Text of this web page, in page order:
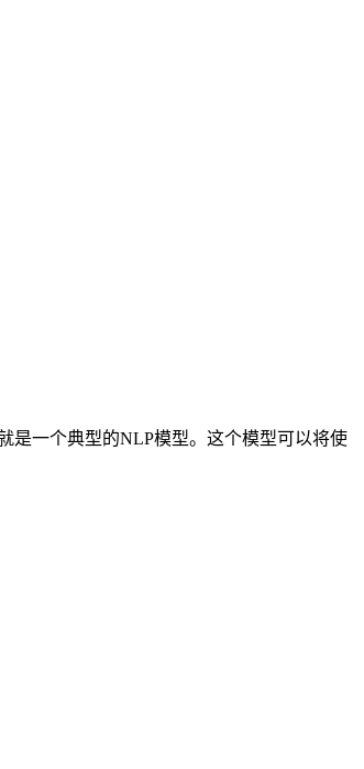
一个典型的NLP模型。这个模型可以将使